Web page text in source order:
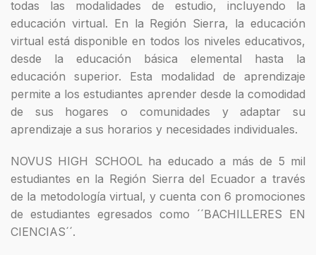
todas las modalidades de estudio, incluyendo la
educación virtual. En la Región Sierra, la educación
virtual está disponible en todos los niveles educativos,
desde la educación básica elemental hasta la
educación superior. Esta modalidad de aprendizaje
permite a los estudiantes aprender desde la comodidad
de sus hogares o comunidades y adaptar su
aprendizaje a sus horarios y necesidades individuales.
NOVUS HIGH SCHOOL ha educado a más de 5 mil
estudiantes en la Región Sierra del Ecuador a través
de la metodología virtual, y cuenta con 6 promociones
de estudiantes egresados como ´´BACHILLERES EN
CIENCIAS´´.